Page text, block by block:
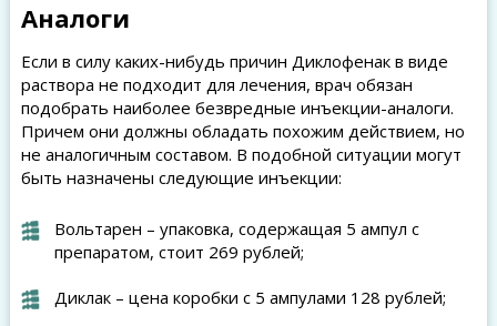
Аналоги
Если в силу каких-нибудь причин Диклофенак в виде
раствора не подходит для лечения, врач обязан
подобрать наиболее безвредные инъекции-аналоги.
Причем они должны обладать похожим действием, но
не аналогичным составом. В подобной ситуации могут
быть назначены следующие инъекции:
Вольтарен – упаковка, содержащая 5 ампул с
препаратом, стоит 269 рублей;
Диклак – цена коробки с 5 ампулами 128 рублей;